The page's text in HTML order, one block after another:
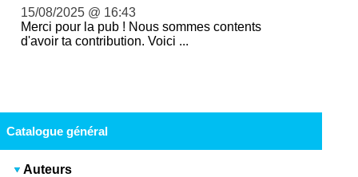
15/08/2025 @ 16:43
Merci pour la pub ! Nous sommes contents
d'avoir ta contribution. Voici ...
Catalogue général
Auteurs